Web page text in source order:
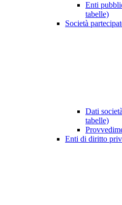
Enti
tabelle)
Società
Dati
tabelle)
Enti di diritto